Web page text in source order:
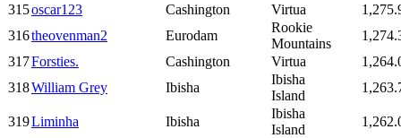
315oscar123 Cashington Virtua
316theovenman2 Eurodam
Rookie
Mountains
317Forsties. Cashington Virtua
318William Grey Ibisha
Ibisha
Island
319Liminha Ibisha
Ibisha
Island